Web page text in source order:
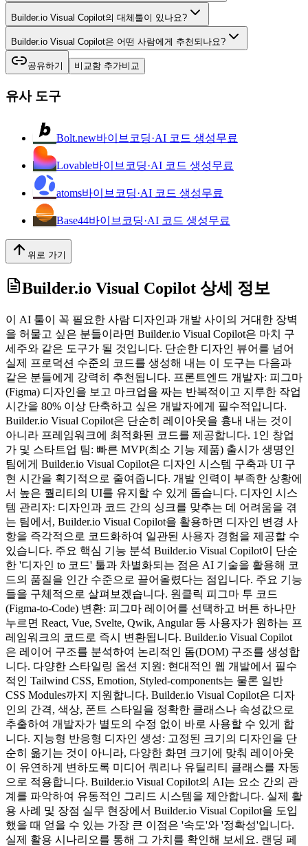
Builder.io Visual Copilot의 대체툴이 있나요?
Builder.io Visual Copilot은 어떤 사람에게 추천되나요?
공유하기 비교함 추가비교
유사 도구
Bolt.new바이브코딩·AI 코드 생성무료
Lovable바이브코딩·AI 코드 생성무료
atoms바이브코딩·AI 코드 생성무료
Base44바이브코딩·AI 코드 생성무료
위로 가기
Builder.io Visual Copilot 상세 정보
이 AI 툴이 꼭 필요한 사람 디자인과 개발 사이의 거대한 장벽
을 허물고 싶은 분들이라면 Builder.io Visual Copilot은 마치 구
세주와 같은 도구가 될 것입니다. 단순한 디자인 뷰어를 넘어
실제 프로덕션 수준의 코드를 생성해 내는 이 도구는 다음과
같은 분들에게 강력히 추천됩니다. 프론트엔드 개발자: 피그마
(Figma) 디자인을 보고 마크업을 짜는 반복적이고 지루한 작업
시간을 80% 이상 단축하고 싶은 개발자에게 필수적입니다.
Builder.io Visual Copilot은 단순히 레이아웃을 흉내 내는 것이
아니라 프레임워크에 최적화된 코드를 제공합니다. 1인 창업
가 및 스타트업 팀: 빠른 MVP(최소 기능 제품) 출시가 생명인
팀에게 Builder.io Visual Copilot은 디자인 시스템 구축과 UI 구
현 시간을 획기적으로 줄여줍니다. 개발 인력이 부족한 상황에
서 높은 퀄리티의 UI를 유지할 수 있게 돕습니다. 디자인 시스
템 관리자: 디자인과 코드 간의 싱크를 맞추는 데 어려움을 겪
는 팀에서, Builder.io Visual Copilot을 활용하면 디자인 변경 사
항을 즉각적으로 코드화하여 일관된 사용자 경험을 제공할 수
있습니다. 주요 핵심 기능 분석 Builder.io Visual Copilot이 단순
한 '디자인 to 코드' 툴과 차별화되는 점은 AI 기술을 활용해 코
드의 품질을 인간 수준으로 끌어올렸다는 점입니다. 주요 기능
들을 구체적으로 살펴보겠습니다. 원클릭 피그마 투 코드
(Figma-to-Code) 변환: 피그마 레이어를 선택하고 버튼 하나만
누르면 React, Vue, Svelte, Qwik, Angular 등 사용자가 원하는 프
레임워크의 코드로 즉시 변환됩니다. Builder.io Visual Copilot
은 레이어 구조를 분석하여 논리적인 돔(DOM) 구조를 생성합
니다. 다양한 스타일링 옵션 지원: 현대적인 웹 개발에서 필수
적인 Tailwind CSS, Emotion, Styled-components는 물론 일반
CSS Modules까지 지원합니다. Builder.io Visual Copilot은 디자
인의 간격, 색상, 폰트 스타일을 정확한 클래스나 속성값으로
추출하여 개발자가 별도의 수정 없이 바로 사용할 수 있게 합
니다. 지능형 반응형 디자인 생성: 고정된 크기의 디자인을 단
순히 옮기는 것이 아니라, 다양한 화면 크기에 맞춰 레이아웃
이 유연하게 변하도록 미디어 쿼리나 유틸리티 클래스를 자동
으로 적용합니다. Builder.io Visual Copilot의 AI는 요소 간의 관
계를 파악하여 유동적인 그리드 시스템을 제안합니다. 실제 활
용 사례 및 장점 실무 현장에서 Builder.io Visual Copilot을 도입
했을 때 얻을 수 있는 가장 큰 이점은 '속도'와 '정확성'입니다.
실제 활용 시나리오를 통해 그 가치를 확인해 보세요. 랜딩 페